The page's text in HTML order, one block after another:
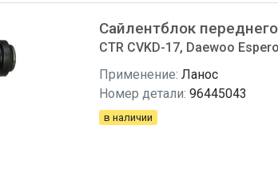
Сайлентблок
CTR CVKD-17, Daewoo Espero
Применение: Ланос
Номер детали: 96445043
в наличии